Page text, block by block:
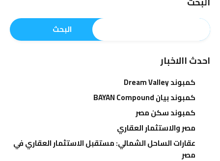
البحث
احدث االاخبار
كمبوند Dream Valley
كمبوند بيان BAYAN Compound
كمبوند سكن مصر
مصر والاستثمار العقاري
عقارات الساحل الشمالي: مستقبل الاستثمار العقاري في
مصر